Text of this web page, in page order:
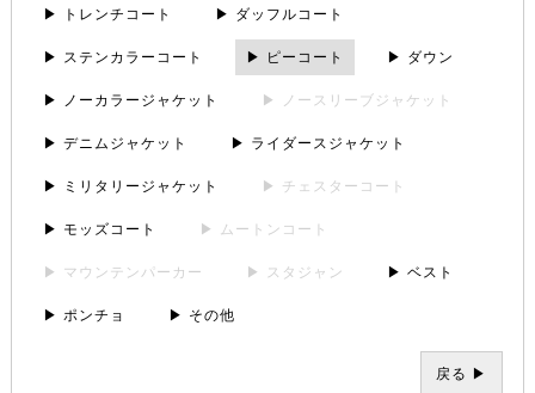
▶ トレンチコート ▶ ダッフルコート
▶ ステンカラーコート ▶ ピーコート ▶ ダウン
▶ ノーカラージャケット ▶ ノースリーブジャケット
▶ デニムジャケット ▶ ライダースジャケット
▶ ミリタリージャケット ▶ チェスターコート
▶ モッズコート ▶ ムートンコート
▶ マウンテンパーカー ▶ スタジャン ▶ ベスト
▶ ポンチョ ▶ その他
戻る ▶